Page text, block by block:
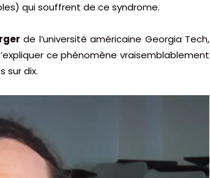
qui souffrent de ce syndrome.
de l’université américaine Georgia Tech,
ce phénomène vraisemblablement
sur dix.